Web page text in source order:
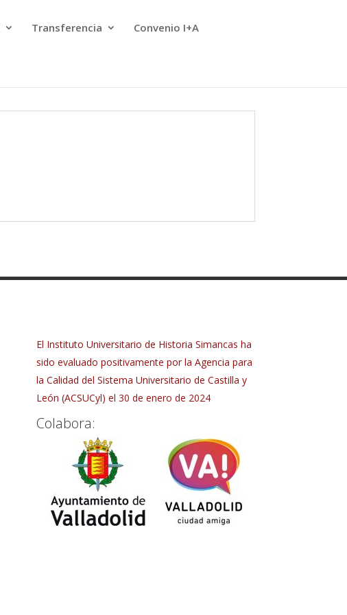
Transferencia Convenio I+A
El Instituto Universitario de Historia Simancas ha
sido evaluado positivamente por la Agencia para
la Calidad del Sistema Universitario de Castilla y
León (ACSUCyl) el 30 de enero de 2024
Colabora: